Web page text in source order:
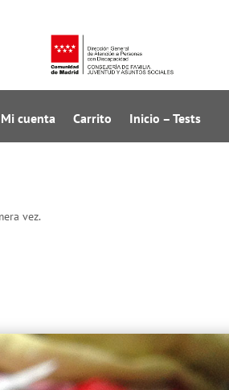
Mi cuenta Carrito Inicio – Tests
vez.